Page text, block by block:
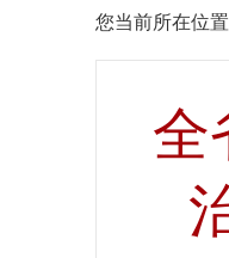
您当前所在位置
全